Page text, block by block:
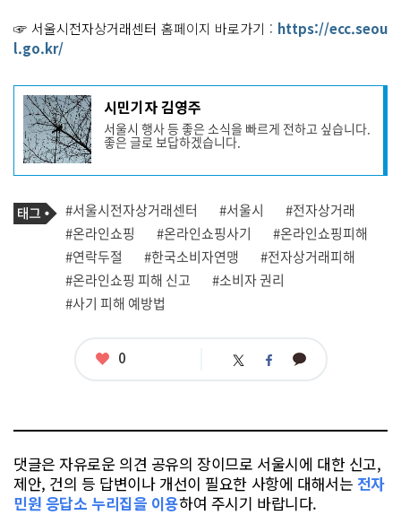
☞ 서울시전자상거래센터 홈페이지 바로가기 : https://ecc.seou
l.go.kr/
기
사
작
성
자
프
필
시민기자 김영주
서울시 행사 등 좋은 소식을 빠르게 전하고 싶습니다.
좋은 글로 보답하겠습니다.
기
사
관
련
태
그
태
그
#서울시전자상거래센터 #서울시
#전자상거래
#온라인쇼핑
#온라인쇼핑사기
#온라인쇼핑피해
#연락두절
#한국소비자연맹
#전자상거래피해
#온라인쇼핑 피해 신고
#소비자 권리
#사기 피해 예방법
좋
0 트 페 카
댓글은 자유로운 의견 공유의 장이므로 서울시에 대한 신고,
제안, 건의 등 답변이나 개선이 필요한 사항에 대해서는 전자
민원 응답소 누리집을 이용하여 주시기 바랍니다.